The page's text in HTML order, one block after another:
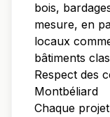
bois,
mesure, en
locaux
bâtiments
Respect des
Montbéliard
Chaque